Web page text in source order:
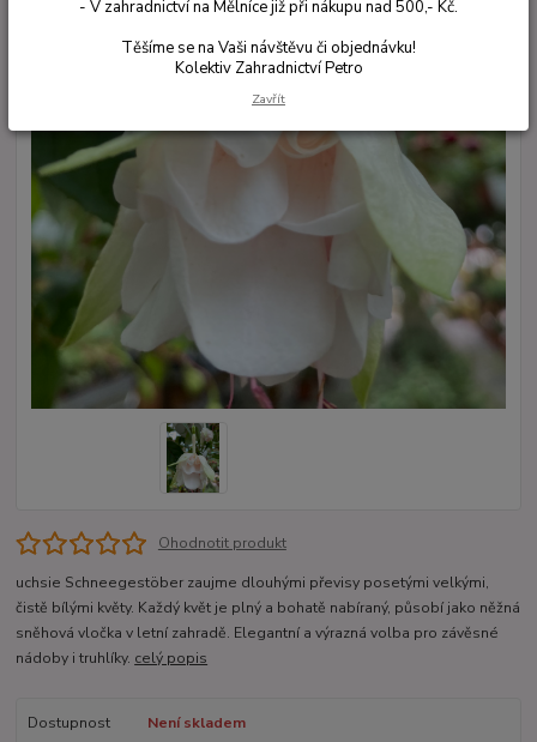
Ohodnotit produkt
uchsie Schneegestöber zaujme dlouhými převisy posetými velkými,
čistě bílými květy. Každý květ je plný a bohatě nabíraný, působí jako něžná
sněhová vločka v letní zahradě. Elegantní a výrazná volba pro závěsné
nádoby i truhlíky. celý popis
Dostupnost
Není skladem
- V zahradnictví na Mělníce již při nákupu nad 500,- Kč.
Těšíme se na Vaši návštěvu či objednávku!
Kolektiv Zahradnictví Petro
Zavřít